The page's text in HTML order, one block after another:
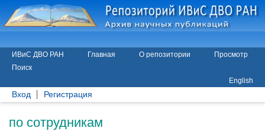
ИВиС ДВО РАН Главная О репозитории
Просмотр
Поиск
English
Вход Регистрация
по сотрудникам